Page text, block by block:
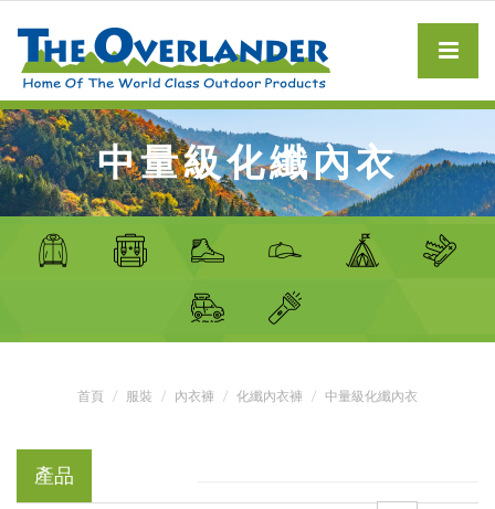
中量級化纖內衣
首頁 服裝 內衣褲 化纖內衣褲 中量級化纖內衣
產品